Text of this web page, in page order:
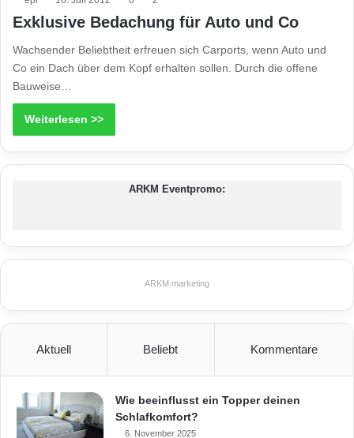
Exklusive Bedachung für Auto und Co
Wachsender Beliebtheit erfreuen sich Carports, wenn Auto und
Co ein Dach über dem Kopf erhalten sollen. Durch die offene
Bauweise…
Weiterlesen >>
ARKM Eventpromo:
ARKM.marketing
Aktuell Beliebt Kommentare
Wie beeinflusst ein Topper deinen
Schlafkomfort?
6. November 2025